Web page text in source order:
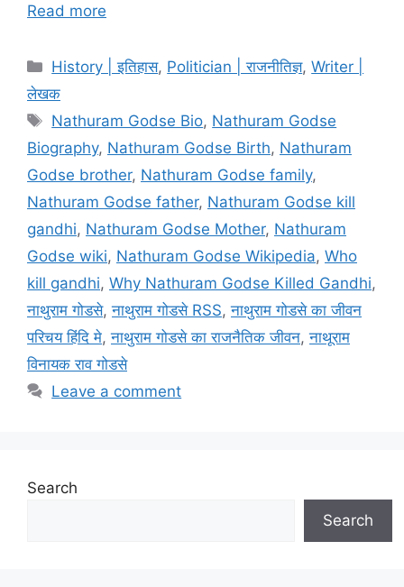
Read more
Categories
History | इतिहास, Politician | राजनीतिज्ञ,Writer |
लेखक
Tags
Nathuram Godse Bio, Nathuram Godse
Biography, Nathuram Godse Birth, Nathuram
Godse brother, Nathuram Godse family,
Nathuram Godse father, Nathuram Godse kill
gandhi, Nathuram Godse Mother, Nathuram
Godse wiki, Nathuram Godse Wikipedia, Who
kill gandhi, Why Nathuram Godse Killed Gandhi,
नाथुराम गोडसे,नाथुराम गोडसे RSS,नाथुराम गोडसे का जीवन
परिचय हिंदि मे,नाथुराम गोडसे का राजनैतिक जीवन,नाथूराम
विनायक राव गोडसे
Leave a comment
Search
Search